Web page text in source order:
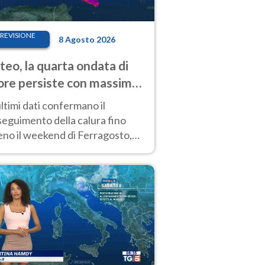
8 Agosto 2026
la quarta ondata di
persiste con massime
molto elevate
dati confermano il
della calura fino
il weekend di Ferragosto,
prossima